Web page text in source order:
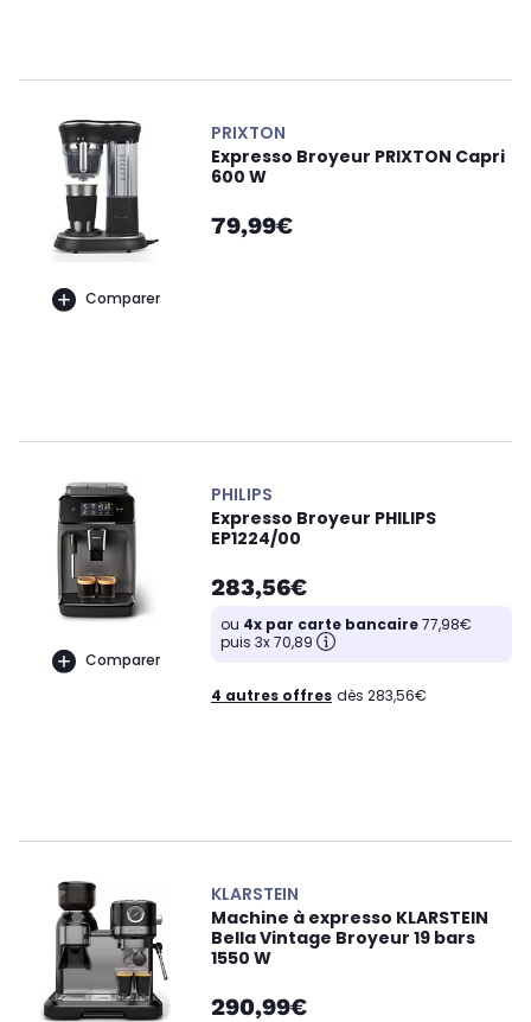
Comparer
PRIXTON
Expresso Broyeur PRIXTON Capri
600 W
79,99€
Comparer
PHILIPS
Expresso Broyeur PHILIPS
EP1224/00
283,56€
ou 4x par carte bancaire77,98€
puis 3x 70,89
4 autres offres dès 283,56€
KLARSTEIN
Machine à expresso KLARSTEIN
Bella Vintage Broyeur 19 bars
1550 W
290,99€